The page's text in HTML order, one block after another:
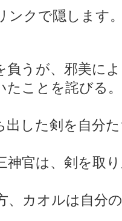
ンクで隠します
うが、邪美に
たことを詫びる
出した剣を自分
神官は、剣を取
、カオルは自分